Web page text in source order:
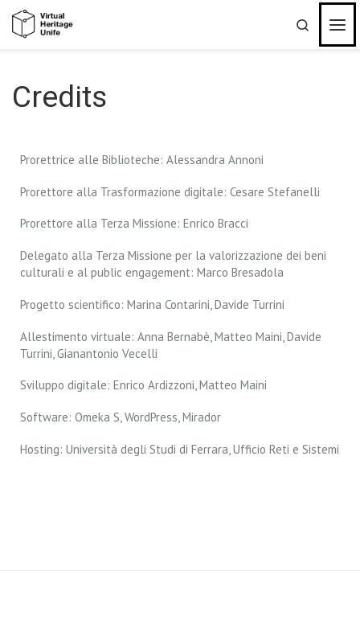
Passa al contenuto Search
Credits
Prorettrice alle Biblioteche: Alessandra Annoni
Prorettore alla Trasformazione digitale: Cesare Stefanelli
Prorettore alla Terza Missione: Enrico Bracci
Delegato alla Terza Missione per la valorizzazione dei beni
culturali e al public engagement: Marco Bresadola
Progetto scientifico: Marina Contarini, Davide Turrini
Allestimento virtuale: Anna Bernabè, Matteo Maini, Davide
Turrini, Gianantonio Vecelli
Sviluppo digitale: Enrico Ardizzoni, Matteo Maini
Software: Omeka S, WordPress, Mirador
Hosting: Università degli Studi di Ferrara, Ufficio Reti e Sistemi